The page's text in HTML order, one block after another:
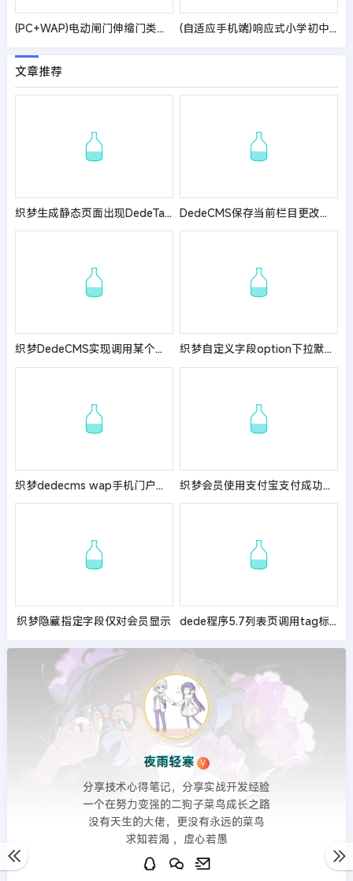
(PC+WAP)电动闸门伸缩门类网站pbootcms模板 蓝色自动伸缩门网站源码 (自适应手机端)响应式小学初中作文网站pbootcms模板 文章资讯论文作文个人博客网站源码
文章推荐
织梦生成静态页面出现DedeTag Engine Create File False解决办法 DedeCMS保存当前栏目更改时失败的解决方法
织梦DedeCMS实现调用某个时间段的文章 织梦自定义字段option下拉默认值过多无法显示解决方法
织梦dedecms wap手机门户站点首页不更新的解决方法 织梦会员使用支付宝支付成功后接收邮件通知教程
织梦隐藏指定字段仅对会员显示 dede程序5.7列表页调用tag标签
夜雨轻寒 V
分享技术心得笔记，分享实战开发经验
一个在努力变强的二狗子菜鸟成长之路
没有天生的大佬，更没有永远的菜鸟
求知若渴 ，虚心若愚